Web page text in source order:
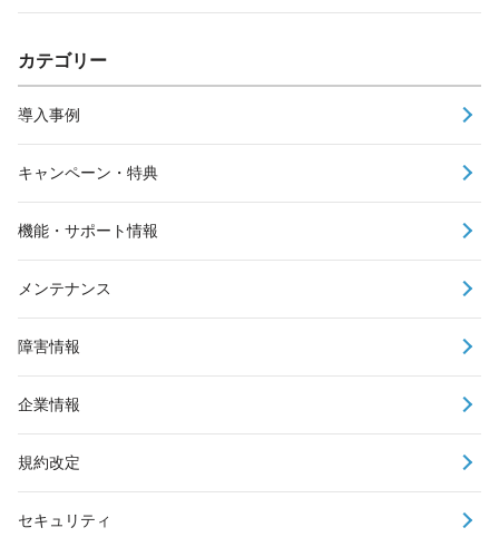
カテゴリー
導入事例
キャンペーン・特典
機能・サポート情報
メンテナンス
障害情報
企業情報
規約改定
セキュリティ